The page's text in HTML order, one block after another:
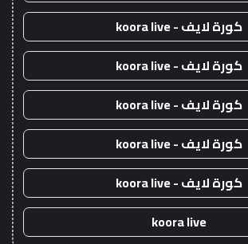
كورة لايف - koora live
كورة لايف - koora live
كورة لايف - koora live
كورة لايف - koora live
كورة لايف - koora live
koora live